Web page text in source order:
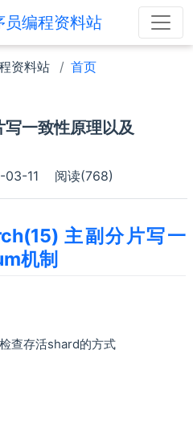
编程资料站
资料站
首页
一致性原理以及
11 阅读(768)
主副分片写一
机制
查存活shard的方式